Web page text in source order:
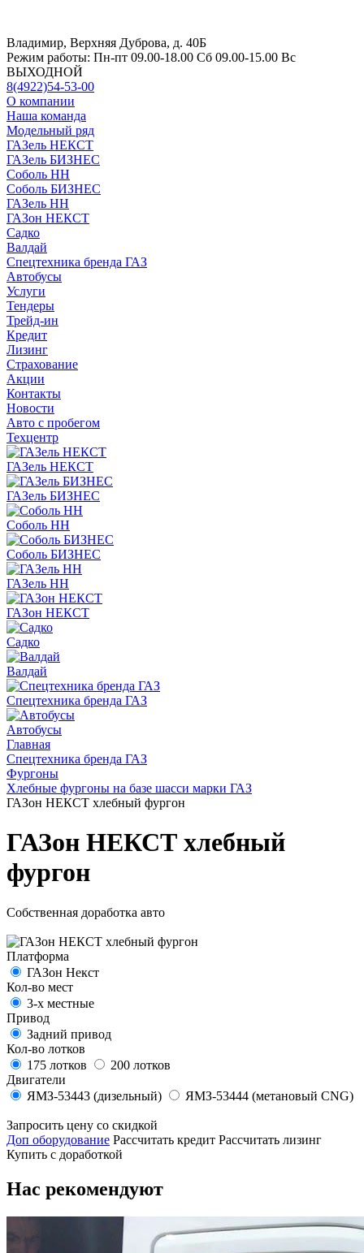
Владимир, Верхняя Дуброва, д. 40Б
Режим работы: Пн-пт 09.00-18.00 Сб 09.00-15.00 Вс
ВЫХОДНОЙ
8(4922)54-53-00
О компании
Наша команда
Модельный ряд
ГАЗель НЕКСТ
ГАЗель БИЗНЕС
Соболь НН
Соболь БИЗНЕС
ГАЗель НН
ГАЗон НЕКСТ
Садко
Валдай
Спецтехника бренда ГАЗ
Автобусы
Услуги
Тендеры
Трейд-ин
Кредит
Лизинг
Страхование
Акции
Контакты
Новости
Авто с пробегом
Техцентр
ГАЗель НЕКСТ
ГАЗель БИЗНЕС
Соболь НН
Соболь БИЗНЕС
ГАЗель НН
ГАЗон НЕКСТ
Садко
Валдай
Спецтехника бренда ГАЗ
Автобусы
Главная
Спецтехника бренда ГАЗ
Фургоны
Хлебные фургоны на базе шасси марки ГАЗ
ГАЗон НЕКСТ хлебный фургон
ГАЗон НЕКСТ хлебный
фургон
Собственная доработка авто
Платформа
ГАЗон Некст
Кол-во мест
3-х местные
Привод
Задний привод
Кол-во лотков
175 лотков
200 лотков
Двигатели
ЯМЗ-53443 (дизельный)
ЯМЗ-53444 (метановый CNG)
Запросить цену со скидкой
Доп оборудование Рассчитать кредит Рассчитать лизинг
Купить с доработкой
Нас рекомендуют